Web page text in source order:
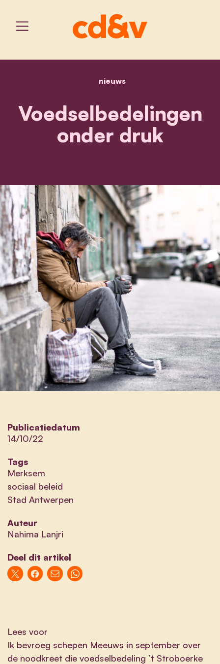
home
nieuwsvoedselbedelingen
Voedselbedelingen
onder druk
Publicatiedatum
14/10/22
Tags
Merksem
sociaal beleid
Stad Antwerpen
Auteur
Nahima Lanjri
Deel dit artikel
Lees voor
Ik bevroeg schepen Meeuws in september over
de noodkreet die voedselbedeling ’t Stroboerke